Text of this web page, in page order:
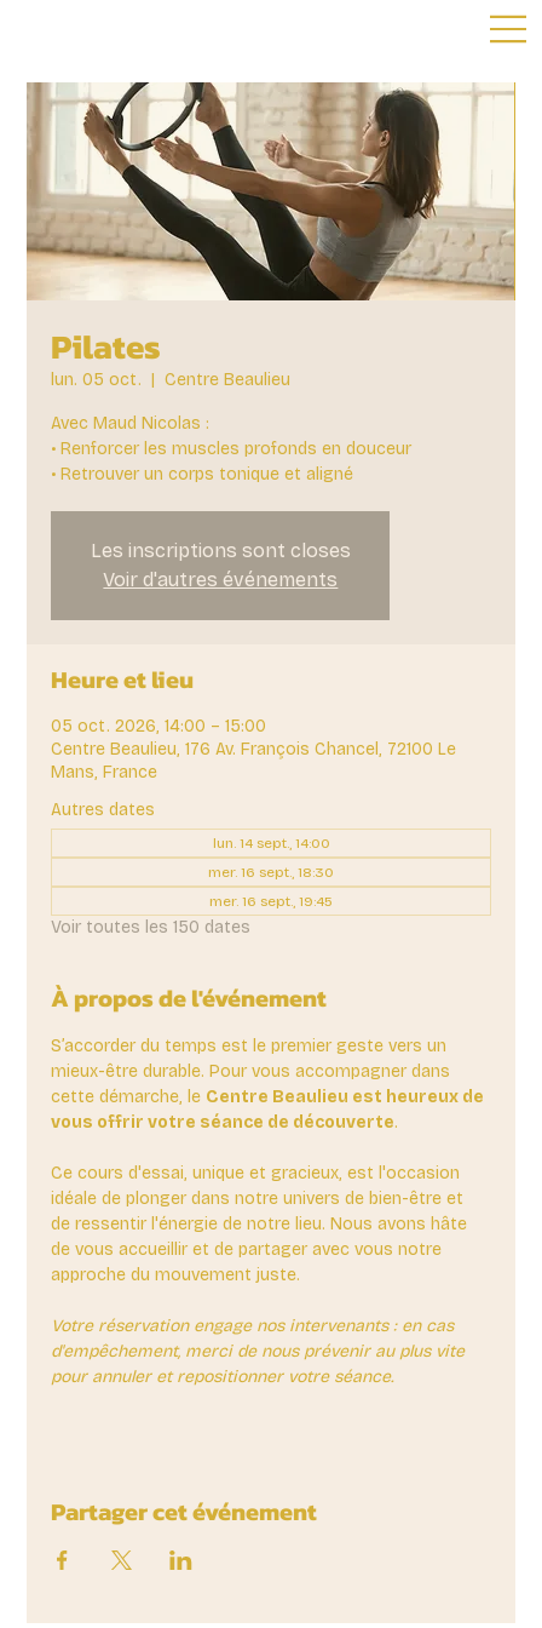
Pilates
lun. 05 oct.
  |
Centre Beaulieu
Avec Maud Nicolas :
• Renforcer les muscles profonds en douceur
• Retrouver un corps tonique et aligné
Les inscriptions sont closes
Voir d'autres événements
Heure et lieu
05 oct. 2026, 14:00 – 15:00
Centre Beaulieu, 176 Av. François Chancel, 72100 Le
Mans, France
Autres dates
lun. 14 sept., 14:00
mer. 16 sept., 18:30
mer. 16 sept., 19:45
Voir toutes les 150 dates
À propos de l'événement
S’accorder du temps est le premier geste vers un
mieux-être durable. Pour vous accompagner dans
cette démarche, le Centre Beaulieu est heureux de
vous offrir votre séance de découverte.
Ce cours d'essai, unique et gracieux, est l'occasion
idéale de plonger dans notre univers de bien-être et
de ressentir l'énergie de notre lieu. Nous avons hâte
de vous accueillir et de partager avec vous notre
approche du mouvement juste.
Votre réservation engage nos intervenants : en cas
d'empêchement, merci de nous prévenir au plus vite
pour annuler et repositionner votre séance.
Partager cet événement